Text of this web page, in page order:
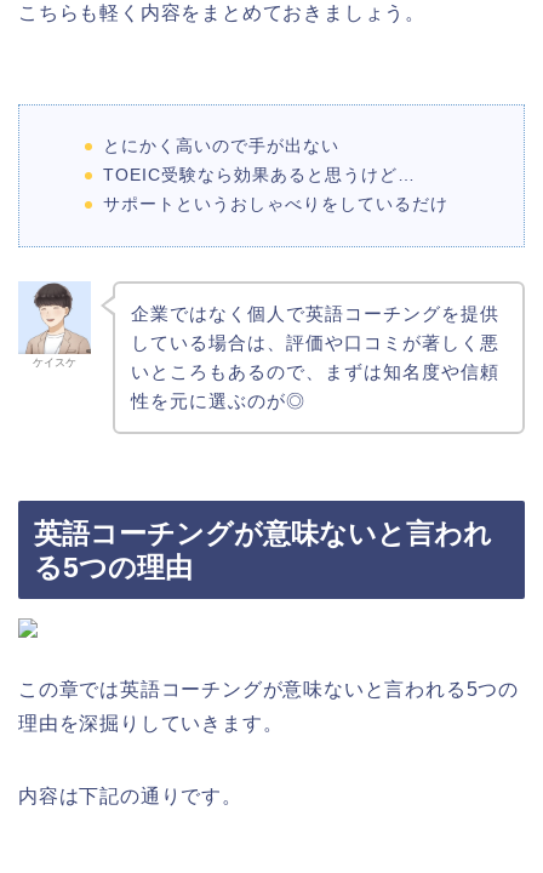
こちらも軽く内容をまとめておきましょう。
とにかく高いので手が出ない
TOEIC受験なら効果あると思うけど…
サポートというおしゃべりをしているだけ
ケイスケ
企業ではなく個人で英語コーチングを提供
している場合は、評価や口コミが著しく悪
いところもあるので、まずは知名度や信頼
性を元に選ぶのが◎
英語コーチングが意味ないと言われ
る5つの理由
この章では英語コーチングが意味ないと言われる5つの
理由を深掘りしていきます。
内容は下記の通りです。